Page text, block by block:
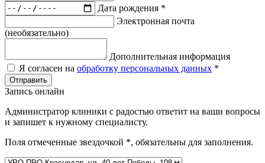
Дата рождения *
Электронная почта
(необязательно)
Дополнительная информация
Я согласен на обработку персональных данных *
Отправить
Запись онлайн
Администратор клиники с радостью ответит на ваши вопросы
и запишет к нужному специалисту.
Поля отмеченные звездочкой *, обязательны для заполнения.